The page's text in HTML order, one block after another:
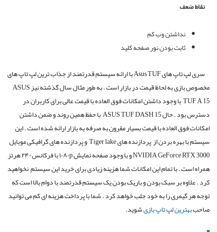
نقاط ضعف
نداشتن وب کم
ثابت بودن نور صفحه کلید
سری لپ تاپ های Asus TUF با ارائه سیستم قدرتمند از جذاب ترین لپ تاپ های
مخصوص بازی به لحاظ قیمت در بازار است . به طور مثال سال گذشته نیز ASUS
TUF A 15با وجود داشتن امکانات فوق العاده با قیمت عالی برای کاربران در
دسترس بود . حال ASUS TUF DASH 15
با حفظ همین روند و ضمن داشتن
امکانات فوق العاده با قیمت بسیار مقرون به صرفه به بازار ارائه شده است . این
سیستم با بهره بردن ازپردازنده های Tiger lake
و پردازنده های گرافیکی موبایل
NVIDIA GeForce RTX 3000 و با وجود صفحه نمایش ۱۰۸۰p با فرکانس ۲۴۰ هرتز
همراه است . با تمام این امکانات شما هزینه زیادی برای خرید این سیستمنخواهید
کرد . علاوه بر سبک بودن و باریک بودن یک سیستم قدرتمند با دوام بالا است که
توجه هر گیمری را به خود جلب خواهد کرد . شما با پرداخت هزینه ای کم می توانید
صاحببهترین لپ تاپ بازیشوید.